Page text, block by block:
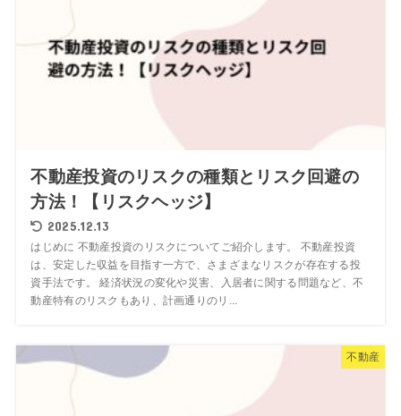
不動産投資のリスクの種類とリスク回避の
方法！【リスクヘッジ】
2025.12.13
はじめに 不動産投資のリスクについてご紹介します。 不動産投資
は、安定した収益を目指す一方で、さまざまなリスクが存在する投
資手法です。 経済状況の変化や災害、入居者に関する問題など、不
動産特有のリスクもあり、計画通りのリ...
不動産